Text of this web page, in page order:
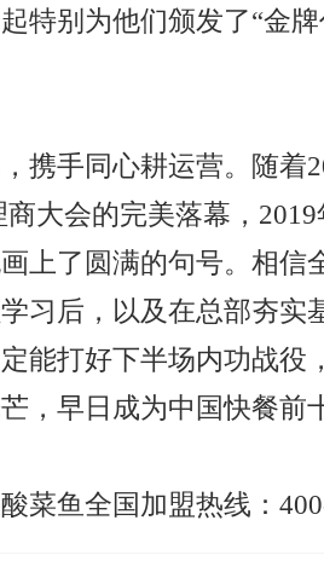
特别为他们颁发了“金
携手同心耕运营。随着
大会的完美落幕，
上了圆满的句号。相信
习后，以及在总部夯实
能打好下半场内功战役
，早日成为中国快餐前
菜鱼全国加盟热线：